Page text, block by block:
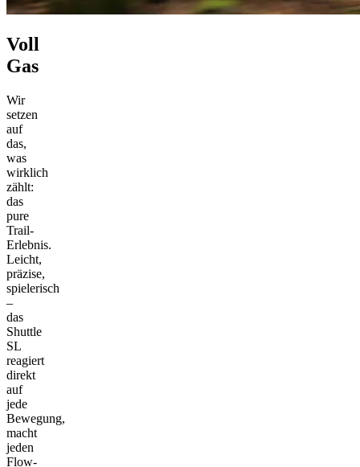
Voll
Gas
Wir
setzen
auf
das,
was
wirklich
zählt:
das
pure
Trail-
Erlebnis.
Leicht,
präzise,
spielerisch
–
das
Shuttle
SL
reagiert
direkt
auf
jede
Bewegung,
macht
jeden
Flow-